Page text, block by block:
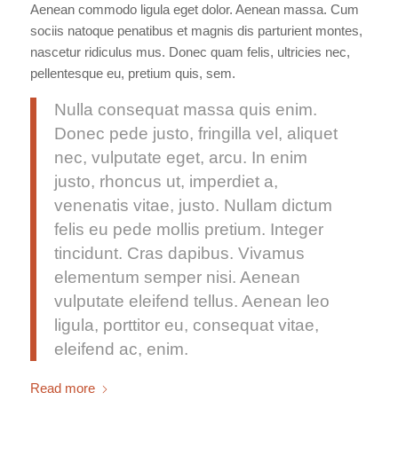
Aenean commodo ligula eget dolor. Aenean massa. Cum
sociis natoque penatibus et magnis dis parturient montes,
nascetur ridiculus mus. Donec quam felis, ultricies nec,
pellentesque eu, pretium quis, sem.
Nulla consequat massa quis enim.
Donec pede justo, fringilla vel, aliquet
nec, vulputate eget, arcu. In enim
justo, rhoncus ut, imperdiet a,
venenatis vitae, justo. Nullam dictum
felis eu pede mollis pretium. Integer
tincidunt. Cras dapibus. Vivamus
elementum semper nisi. Aenean
vulputate eleifend tellus. Aenean leo
ligula, porttitor eu, consequat vitae,
eleifend ac, enim.
Read more